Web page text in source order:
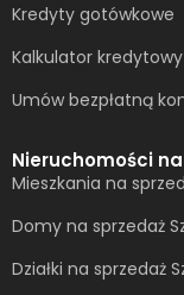
Kredyty gotówkowe
Kalkulator kredytowy
Umów bezpłatną
Nieruchomości
Mieszkania na
Domy na sprzedaż
Działki na sprzedaż